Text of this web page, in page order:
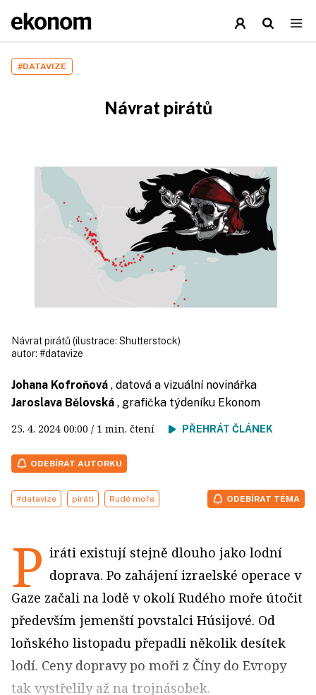
#DATAVIZE
Návrat pirátů
Návrat pirátů (ilustrace: Shutterstock)
autor: #datavize
Johana Kofroňová , datová a vizuální novinářka
Jaroslava Bělovská , grafička týdeníku Ekonom
25. 4. 2024 00:00 / 1 min. čtení PŘEHRÁT ČLÁNEK
ODEBÍRAT AUTORKU
#datavize piráti Rudé moře ODEBÍRAT TÉMA
P iráti existují stejně dlouho jako lodní
doprava. Po zahájení izraelské operace v
Gaze začali na lodě v okolí Rudého moře útočit
především jemenští povstalci Húsijové. Od
loňského listopadu přepadli několik desítek
lodí. Ceny dopravy po moři z Číny do Evropy
tak vystřelily až na trojnásobek.